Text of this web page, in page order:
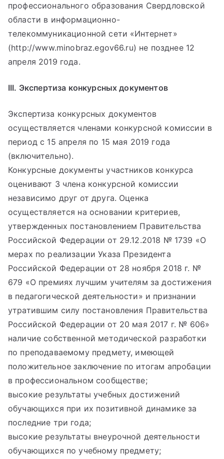
профессионального образования Свердловской
области в информационно-
телекоммуникационной сети «Интернет»
(http://www.minobraz.egov66.ru) не позднее 12
апреля 2019 года.
III. Экспертиза конкурсных документов
Экспертиза конкурсных документов
осуществляется членами конкурсной комиссии в
период с 15 апреля по 15 мая 2019 года
(включительно).
Конкурсные документы участников конкурса
оценивают 3 члена конкурсной комиссии
независимо друг от друга. Оценка
осуществляется на основании критериев,
утвержденных постановлением Правительства
Российской Федерации от 29.12.2018 № 1739 «О
мерах по реализации Указа Президента
Российской Федерации от 28 ноября 2018 г. №
679 «О премиях лучшим учителям за достижения
в педагогической деятельности» и признании
утратившим силу постановления Правительства
Российской Федерации от 20 мая 2017 г. № 606»
наличие собственной методической разработки
по преподаваемому предмету, имеющей
положительное заключение по итогам апробации
в профессиональном сообществе;
высокие результаты учебных достижений
обучающихся при их позитивной динамике за
последние три года;
высокие результаты внеурочной деятельности
обучающихся по учебному предмету;